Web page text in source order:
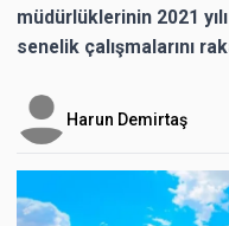
müdürlüklerinin 2021
senelik çalışmalarını
Harun Demirtaş